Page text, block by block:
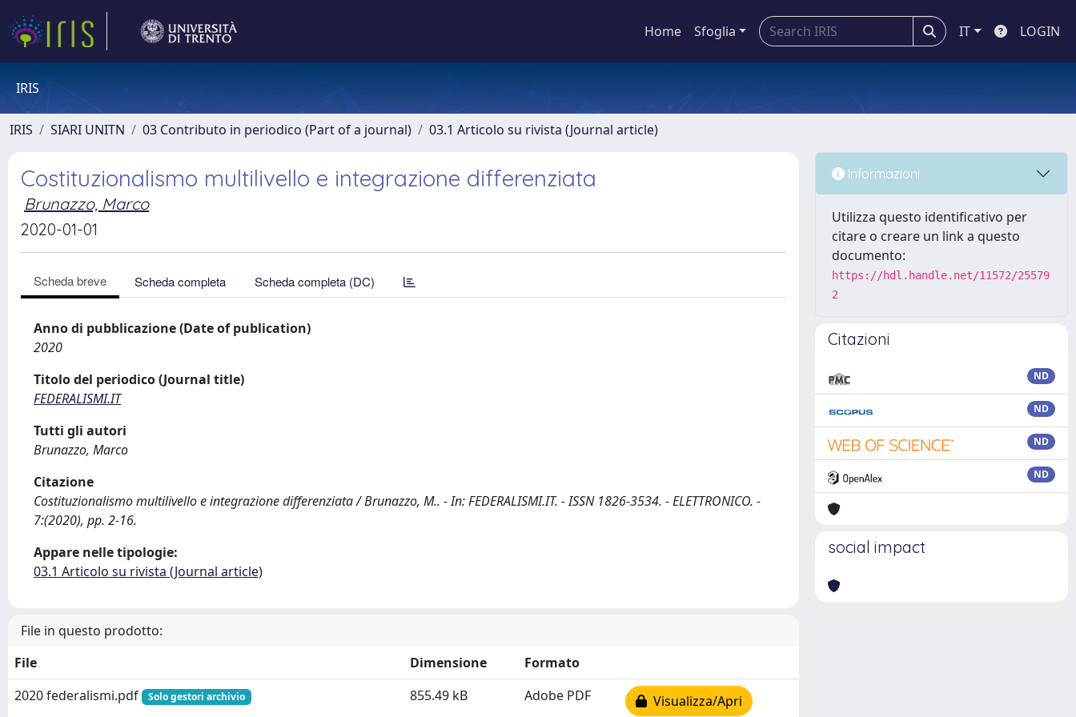
Home Sfoglia IT LOGIN
IRIS
IRIS SIARI UNITN 03 Contributo in periodico (Part of a journal) 03.1 Articolo su rivista (Journal article)
Costituzionalismo multilivello e integrazione differenziata
Brunazzo, Marco
2020-01-01
Scheda breve Scheda completa Scheda completa (DC)
Anno di pubblicazione (Date of publication)
2020
Titolo del periodico (Journal title)
FEDERALISMI.IT
Tutti gli autori
Brunazzo, Marco
Citazione
Costituzionalismo multilivello e integrazione differenziata / Brunazzo, M.. - In: FEDERALISMI.IT. - ISSN 1826-3534. - ELETTRONICO. -
7:(2020), pp. 2-16.
Appare nelle tipologie:
03.1 Articolo su rivista (Journal article)
File in questo prodotto:
File
Dimensione
Formato
2020 federalismi.pdf
Solo gestori archivio 855.49 kB Adobe PDF Visualizza/Apri
Informazioni
Utilizza questo identificativo per
citare o creare un link a questo
documento:
https://hdl.handle.net/11572/25579
2
Citazioni
ND
ND
ND
ND
social impact